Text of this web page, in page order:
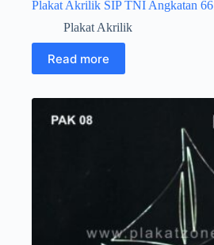
Plakat Akrilik SIP TNI Angkatan 66
Plakat Akrilik
Read more